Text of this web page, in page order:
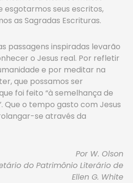
esgotarmos seus escritos,
as Sagradas Escrituras.
passagens inspiradas levarão
o Jesus real. Por refletir
e por meditar na
que possamos ser
foi feito “à semelhança de
Que o tempo gasto com Jesus
se através da
Por W. Olson
do Patrimônio Literário de
Ellen G. White